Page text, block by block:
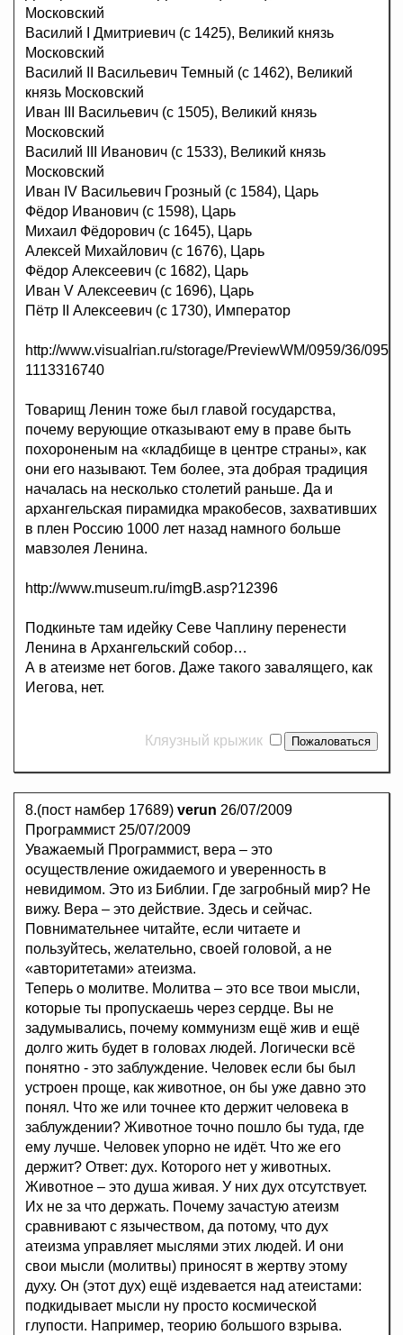
Московский
Василий I Дмитриевич (с 1425), Великий князь
Московский
Василий II Васильевич Темный (с 1462), Великий
князь Московский
Иван III Васильевич (с 1505), Великий князь
Московский
Василий III Иванович (с 1533), Великий князь
Московский
Иван IV Васильевич Грозный (с 1584), Царь
Фёдор Иванович (с 1598), Царь
Михаил Фёдорович (с 1645), Царь
Алексей Михайлович (с 1676), Царь
Фёдор Алексеевич (с 1682), Царь
Иван V Алексеевич (с 1696), Царь
Пётр II Алексеевич (с 1730), Император
http://www.visualrian.ru/storage/PreviewWM/0959/36/
1113316740
Товарищ Ленин тоже был главой государства,
почему верующие отказывают ему в праве быть
похороненым на «кладбище в центре страны», как
они его называют. Тем более, эта добрая традиция
началась на несколько столетий раньше. Да и
архангельская пирамидка мракобесов, захвативших
в плен Россию 1000 лет назад намного больше
мавзолея Ленина.
http://www.museum.ru/imgB.asp?12396
Подкиньте там идейку Севе Чаплину перенести
Ленина в Архангельский собор…
А в атеизме нет богов. Даже такого завалящего, как
Иегова, нет.
Кляузный крыжик
8.(пост намбер 17689) verun 26/07/2009
Программист 25/07/2009
Уважаемый Программист, вера – это
осуществление ожидаемого и уверенность в
невидимом. Это из Библии. Где загробный мир? Не
вижу. Вера – это действие. Здесь и сейчас.
Повнимательнее читайте, если читаете и
пользуйтесь, желательно, своей головой, а не
«авторитетами» атеизма.
Теперь о молитве. Молитва – это все твои мысли,
которые ты пропускаешь через сердце. Вы не
задумывались, почему коммунизм ещё жив и ещё
долго жить будет в головах людей. Логически всё
понятно - это заблуждение. Человек если бы был
устроен проще, как животное, он бы уже давно это
понял. Что же или точнее кто держит человека в
заблуждении? Животное точно пошло бы туда, где
ему лучше. Человек упорно не идёт. Что же его
держит? Ответ: дух. Которого нет у животных.
Животное – это душа живая. У них дух отсутствует.
Их не за что держать. Почему зачастую атеизм
сравнивают с язычеством, да потому, что дух
атеизма управляет мыслями этих людей. И они
свои мысли (молитвы) приносят в жертву этому
духу. Он (этот дух) ещё издевается над атеистами:
подкидывает мысли ну просто космической
глупости. Например, теорию большого взрыва.